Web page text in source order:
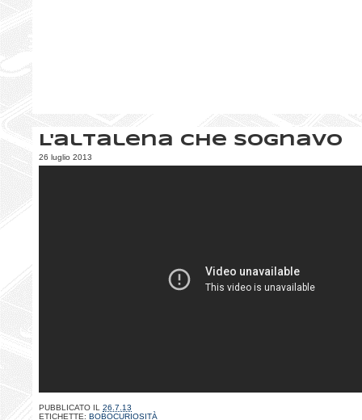
L'altalena che sognavo
26 luglio 2013
PUBBLICATO IL 26.7.13
ETICHETTE: BOBOCURIOSITÀ